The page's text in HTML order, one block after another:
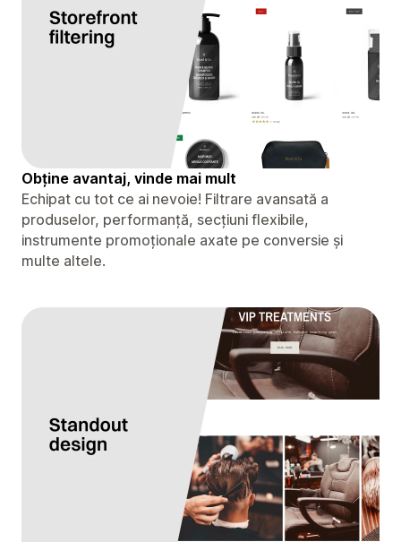
Obține avantaj, vinde mai mult
Echipat cu tot ce ai nevoie! Filtrare avansată a
produselor, performanță, secțiuni flexibile,
instrumente promoționale axate pe conversie și
multe altele.